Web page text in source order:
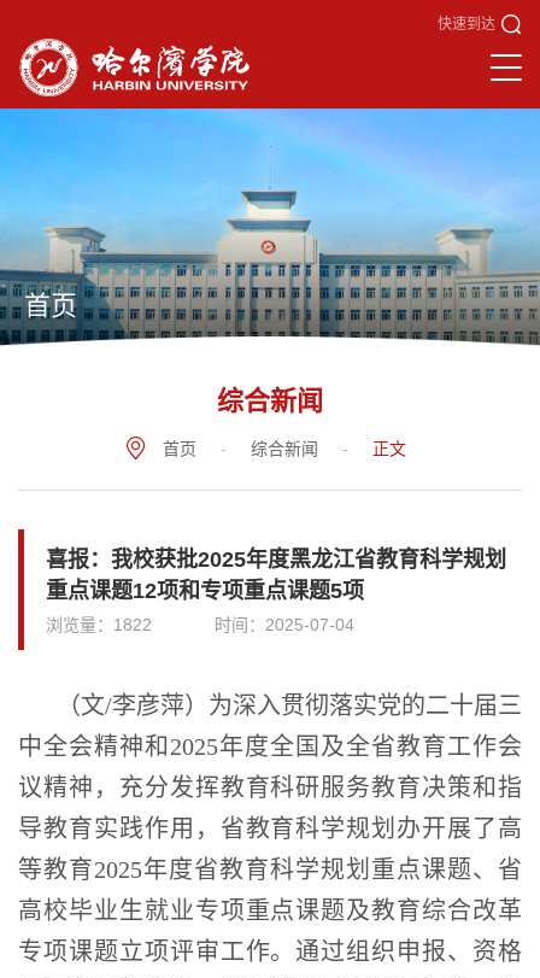
快速到达
首页
综合新闻
首页 - 综合新闻 - 正文
喜报：我校获批2025年度黑龙江省教育科学规划
重点课题12项和专项重点课题5项
浏览量： 1822 时间： 2025-07-04
（文/李彦萍）为深入贯彻落实党的二十届三
中全会精神和2025年度全国及全省教育工作会
议精神，充分发挥教育科研服务教育决策和指
导教育实践作用，省教育科学规划办开展了高
等教育2025年度省教育科学规划重点课题、省
高校毕业生就业专项重点课题及教育综合改革
专项课题立项评审工作。通过组织申报、资格